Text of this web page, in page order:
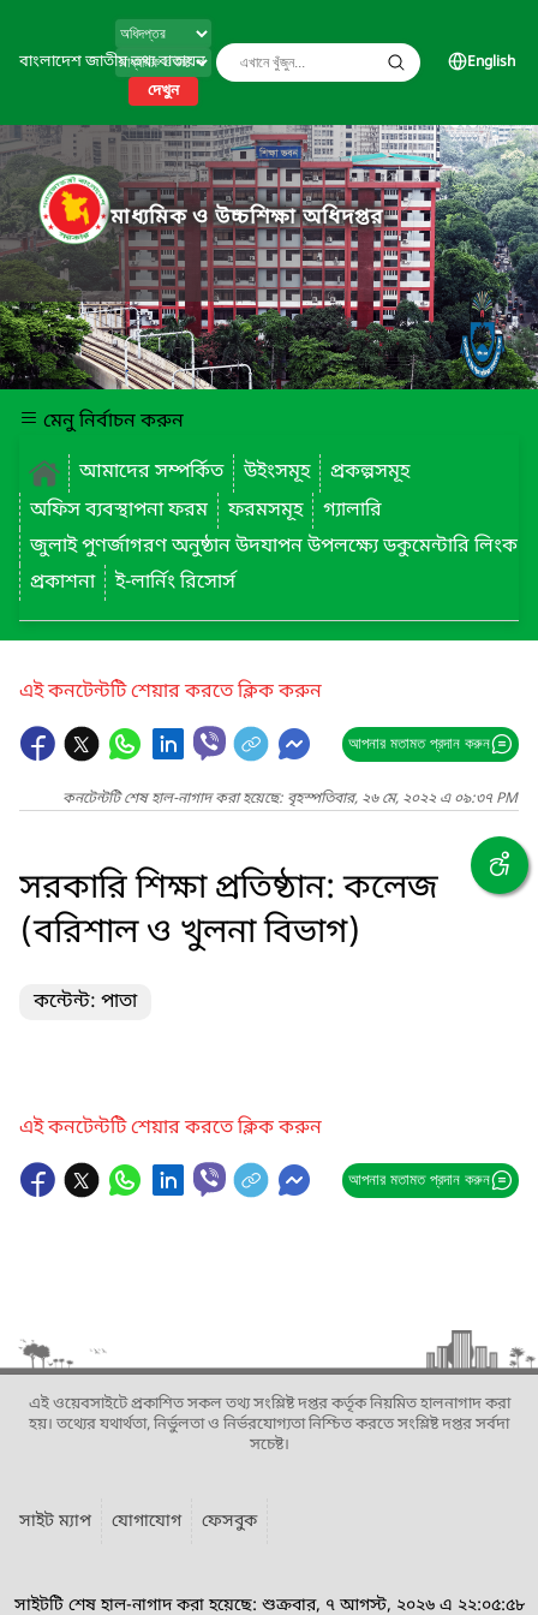
বাংলাদেশ জাতীয় তথ্য বাতায়ন
দেখুন
English
মাধ্যমিক ও উচ্চশিক্ষা অধিদপ্তর
মেনু নির্বাচন করুন
আমাদের সম্পর্কিত
উইংসমূহ
প্রকল্পসমূহ
অফিস ব্যবস্থাপনা ফরম
ফরমসমূহ
গ্যালারি
জুলাই পুণর্জাগরণ অনুষ্ঠান উদযাপন উপলক্ষ্যে ডকুমেন্টারি লিংক
প্রকাশনা
ই-লার্নিং রিসোর্স
এই কনটেন্টটি শেয়ার করতে ক্লিক করুন
আপনার মতামত প্রদান করুন
কনটেন্টটি শেষ হাল-নাগাদ করা হয়েছে: বৃহস্পতিবার, ২৬ মে, ২০২২ এ ০৯:৩৭ PM
সরকারি শিক্ষা প্রতিষ্ঠান: কলেজ
(বরিশাল ও খুলনা বিভাগ)
কন্টেন্ট: পাতা
এই কনটেন্টটি শেয়ার করতে ক্লিক করুন
আপনার মতামত প্রদান করুন
এই ওয়েবসাইটে প্রকাশিত সকল তথ্য সংশ্লিষ্ট দপ্তর কর্তৃক নিয়মিত হালনাগাদ করা
হয়। তথ্যের যথার্থতা, নির্ভুলতা ও নির্ভরযোগ্যতা নিশ্চিত করতে সংশ্লিষ্ট দপ্তর সর্বদা
সচেষ্ট।
সাইট ম্যাপ যোগাযোগ ফেসবুক
সাইটটি শেষ হাল-নাগাদ করা হয়েছে: শুক্রবার, ৭ আগস্ট, ২০২৬ এ ২২:০৫:৫৮